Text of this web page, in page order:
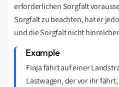
erforderlichen Sorgfalt
Sorgfalt zu beachten, hat er
und die Sorgfalt nicht
Finja fährt auf einer
Lastwagen, der vor ihr